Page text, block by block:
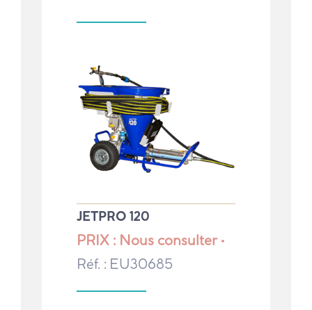
JETPRO 120
PRIX : Nous consulter •
Réf. : EU30685